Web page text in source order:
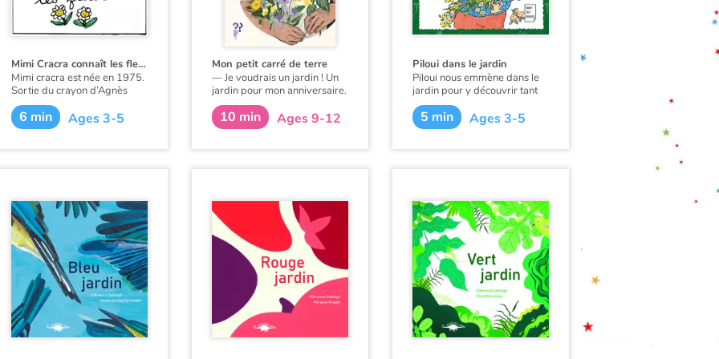
Mimi Cracra connaît les fleurs
Mimi cracra est née en 1975.
Sortie du crayon d’Agnès
Rosenstiehl pour le magazine
“Pomme d’api”, cette petite
fille aux joues roses et
6 min Ages 3-5
Mon petit carré de terre
— Je voudrais un jardin ! Un
jardin pour mon anniversaire.
Maman m’a regardé un bon
moment, l’air étonné, avant
comme… la moitié du balcon,
tu es d’accord ?
10 min Ages 9-12
Piloui dans le jardin
Piloui nous emmène dans le
jardin pour y découvrir tant
de belles choses avec son
amie Plume, mais aussi sa
Maman et sa Maminote.
5 min Ages 3-5